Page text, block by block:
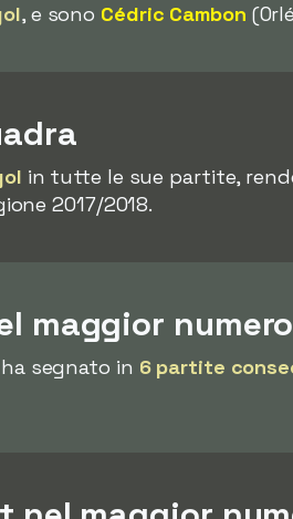
, e sono Cédric Cambon
in tutte le sue partite,
2017/2018.
maggior
segnato in 6 partite